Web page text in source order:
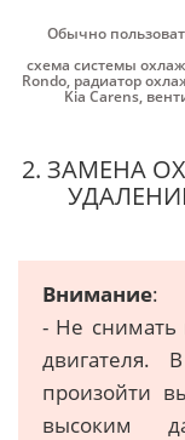
Обычно
схема системы
Rondo, радиатор
Kia Carens,
2. ЗАМЕНА
Внимание:
- Не снимать
двигателя.
произойти
высоким